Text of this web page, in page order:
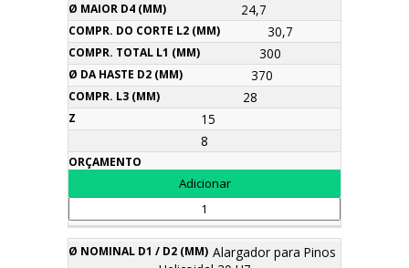
24,7
30,7
300
370
28
15
8
Alargador para Pinos